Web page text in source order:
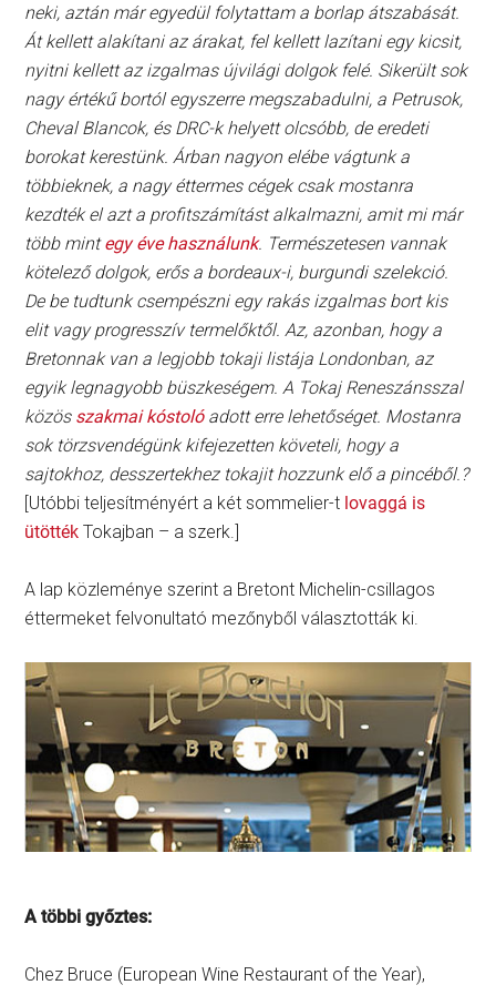
neki, aztán már egyedül folytattam a borlap átszabását.
Át kellett alakítani az árakat, fel kellett lazítani egy kicsit,
nyitni kellett az izgalmas újvilági dolgok felé. Sikerült sok
nagy értékű bortól egyszerre megszabadulni, a Petrusok,
Cheval Blancok, és DRC-k helyett olcsóbb, de eredeti
borokat kerestünk. Árban nagyon elébe vágtunk a
többieknek, a nagy éttermes cégek csak mostanra
kezdték el azt a profitszámítást alkalmazni, amit mi már
több mintegy éve használunk. Természetesen vannak
kötelező dolgok, erős a bordeaux-i, burgundi szelekció.
De be tudtunk csempészni egy rakás izgalmas bort kis
elit vagy progresszív termelőktől. Az, azonban, hogy a
Bretonnak van a legjobb tokaji listája Londonban, az
egyik legnagyobb büszkeségem. A Tokaj Reneszánsszal
közös szakmai kóstolóadott erre lehetőséget. Mostanra
sok törzsvendégünk kifejezetten követeli, hogy a
sajtokhoz, desszertekhez tokajit hozzunk elő a pincéből.?
[Utóbbi teljesítményért a két sommelier-t lovaggá is
ütötték Tokajban – a szerk.]
A lap közleménye szerint a Bretont Michelin-csillagos
éttermeket felvonultató mezőnyből választották ki.
A többi győztes:
Chez Bruce (European Wine Restaurant of the Year),